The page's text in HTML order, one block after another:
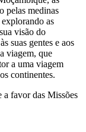
pelas medinas
as
visão do
suas gentes e aos
viagem, que
a uma viagem
continentes.
favor das Missões